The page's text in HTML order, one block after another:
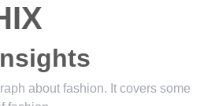
about fashion. It covers some